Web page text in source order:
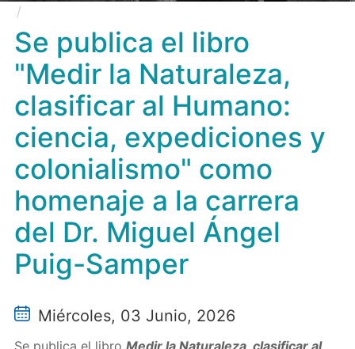
Humano: ciencia, expediciones y colonialismo" como
homenaje a la carrera del Dr. Miguel Ángel Puig-
Samper
Se publica el libro
"Medir la Naturaleza,
clasificar al Humano:
ciencia, expediciones y
colonialismo" como
homenaje a la carrera
del Dr. Miguel Ángel
Puig-Samper
Miércoles, 03 Junio, 2026
Se publica el libro Medir la Naturaleza, clasificar al